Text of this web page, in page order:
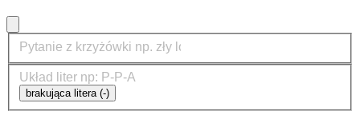
brakująca litera (-)